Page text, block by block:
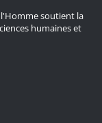
l'Homme soutient la
humaines et